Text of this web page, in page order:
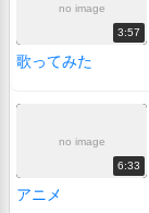
no image
3:57
歌ってみた
no image
6:33
アニメ